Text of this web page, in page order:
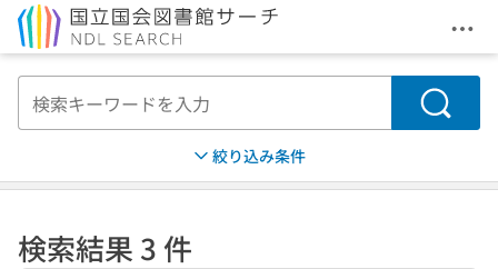
メ
検索
絞り込み条件
検索結果 3 件